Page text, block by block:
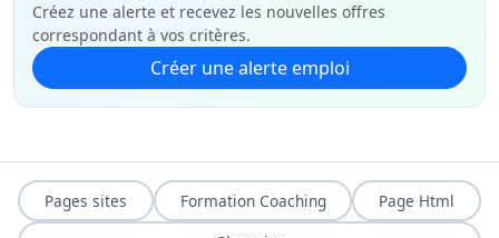
Créez une alerte et recevez les nouvelles offres
correspondant à vos critères.
Créer une alerte emploi
Pages sites Formation Coaching
Page Html